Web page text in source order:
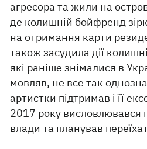
агресора та жили на
де колишній бойфренд
на отримання карти
також засудила дії
які раніше знімалися в
мовляв, не все так
артистки підтримав і її
2017 року висловлювався
влади та планував